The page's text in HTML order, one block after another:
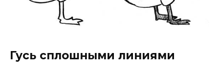
Гусь сплошными линиями